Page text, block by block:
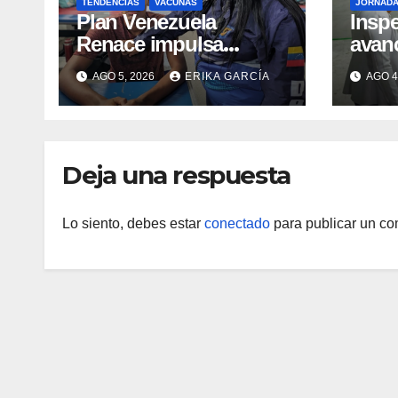
​Plan Venezuela
Renace impulsa
atención integral a
refugiados y
evaluación de
AGO 5, 2026 ERIKA GARCÍA AGO
Deja una respuesta
Lo siento, debes estar conectado para publicar un